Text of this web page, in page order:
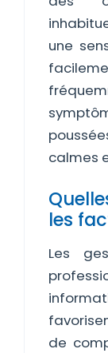
une
calmes
les
Les
de